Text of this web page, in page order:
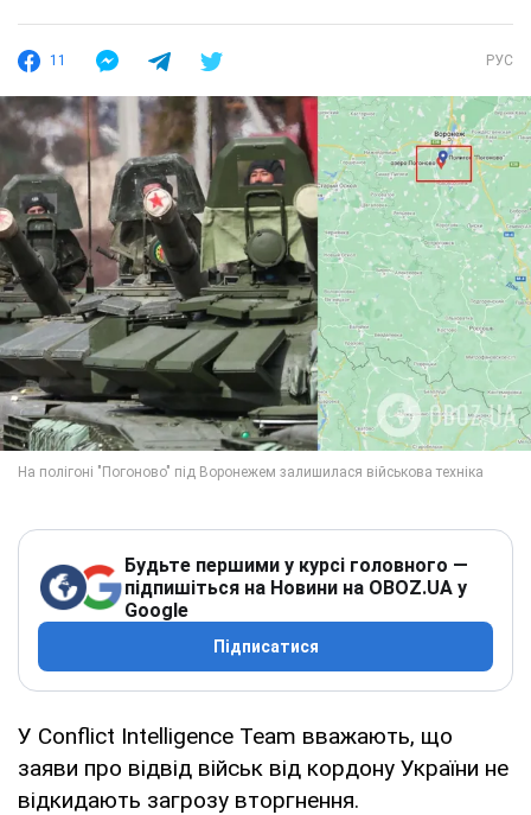
11 РУС
Будьте першими у курсі головного —
підпишіться на Новини на OBOZ.UA у
Google
Підписатися
У Conflict Intelligence Team вважають, що
заяви про відвід військ від кордону України не
відкидають загрозу вторгнення.